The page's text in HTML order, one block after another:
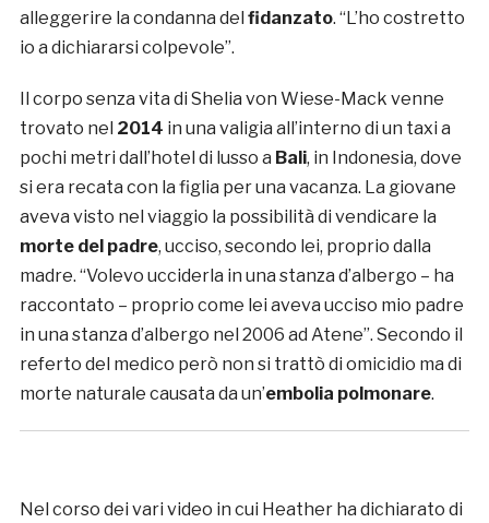
alleggerire la condanna del fidanzato. “L’ho costretto
io a dichiararsi colpevole”.
Il corpo senza vita di Shelia von Wiese-Mack venne
trovato nel 2014 in una valigia all’interno di un taxi a
pochi metri dall’hotel di lusso a Bali, in Indonesia, dove
si era recata con la figlia per una vacanza. La giovane
aveva visto nel viaggio la possibilità di vendicare la
morte del padre, ucciso, secondo lei, proprio dalla
madre. “Volevo ucciderla in una stanza d’albergo – ha
raccontato – proprio come lei aveva ucciso mio padre
in una stanza d’albergo nel 2006 ad Atene”. Secondo il
referto del medico però non si trattò di omicidio ma di
morte naturale causata da un’embolia polmonare.
Nel corso dei vari video in cui Heather ha dichiarato di